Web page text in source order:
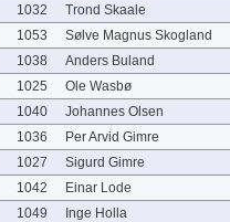
1032
Trond Skaale
1053
Sølve Magnus Skogland
1038
Anders Buland
1025
Ole Wasbø
1040
Johannes Olsen
1036
Per Arvid Gimre
1027
Sigurd Gimre
1042
Einar Lode
1049 Inge Holla